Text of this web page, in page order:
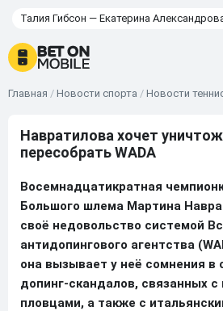
Талия Гибсон — Екатерина
Главная / Новости спорта / Новости
Навратилова хочет
пересобрать WADA
Восемнадцатикратная
Большого шлема Мартина
своё недовольство системой
антидопингового агентства
она вызывает у неё сомнения в
допинг-скандалов, связанных с
пловцами, а также с